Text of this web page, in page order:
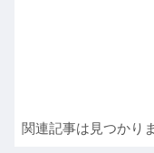
関連記事は見つかり